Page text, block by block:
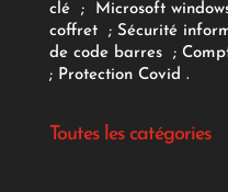
clé
; Microsoft
coffret ; Sécurité
de code barres
;
; Protection Covid .
Toutes les catégories